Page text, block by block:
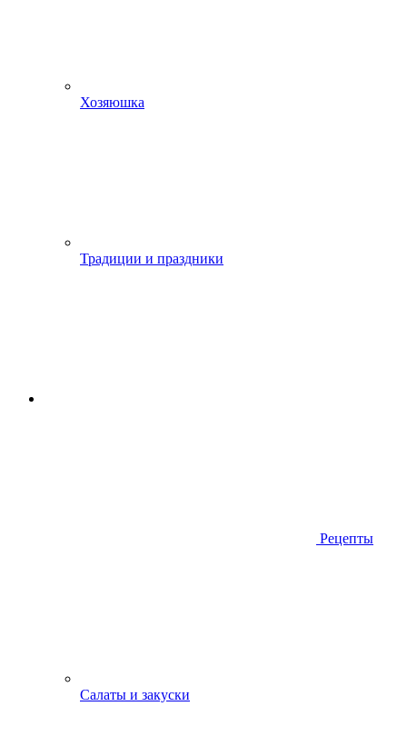
Хозяюшка
Традиции и праздники
Рецепты
Салаты и закуски